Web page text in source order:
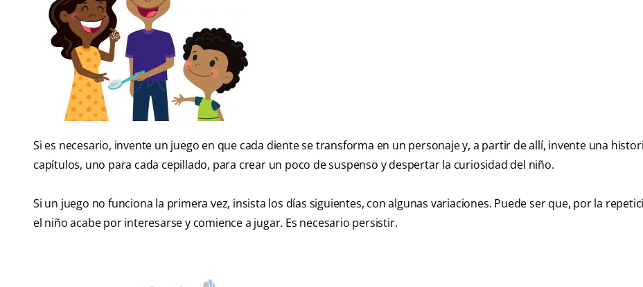
Si es necesario, invente un juego en que cada diente se transforma en un personaje y, a partir de allí, invente una
capítulos, uno para cada cepillado, para crear un poco de suspenso y despertar la curiosidad del niño.
Si un juego no funciona la primera vez, insista los días siguientes, con algunas variaciones. Puede ser que, por la
el niño acabe por interesarse y comience a jugar. Es necesario persistir.